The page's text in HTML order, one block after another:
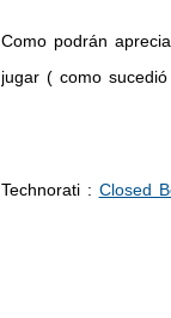
Como podrán
jugar ( como
Technorati: Closed